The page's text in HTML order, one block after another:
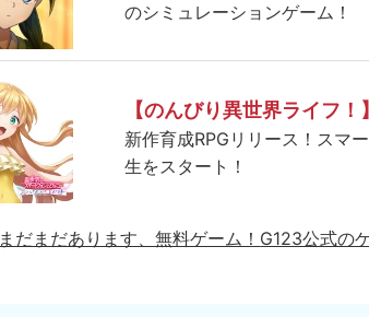
のシミュレーションゲーム！
【のんびり異世界ライフ！】
新作育成RPGリリース！スマ
生をスタート！
まだまだあります、無料ゲーム！ G123公式の